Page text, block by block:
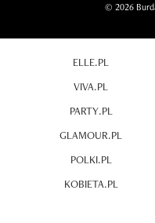
© 2026
ELLE.PL
VIVA.PL
PARTY.PL
GLAMOUR.PL
POLKI.PL
KOBIETA.PL